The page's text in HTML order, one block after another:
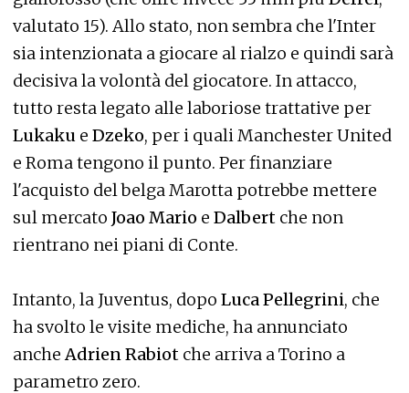
valutato 15). Allo stato, non sembra che l'Inter
sia intenzionata a giocare al rialzo e quindi sarà
decisiva la volontà del giocatore. In attacco,
tutto resta legato alle laboriose trattative per
Lukaku e Dzeko, per i quali Manchester United
e Roma tengono il punto. Per finanziare
l'acquisto del belga Marotta potrebbe mettere
sul mercato Joao Mario e Dalbert che non
rientrano nei piani di Conte.
Intanto, la Juventus, dopo Luca Pellegrini, che
ha svolto le visite mediche, ha annunciato
ancheAdrien Rabiot che arriva a Torino a
parametro zero.